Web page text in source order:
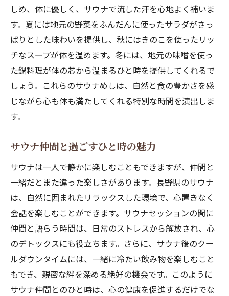
しめ、体に優しく、サウナで流した汗を心地よく補いま
す。夏には地元の野菜をふんだんに使ったサラダがさっ
ぱりとした味わいを提供し、秋にはきのこを使ったリッ
チなスープが体を温めます。冬には、地元の味噌を使っ
た鍋料理が体の芯から温まるひと時を提供してくれるで
しょう。これらのサウナめしは、自然と食の豊かさを感
じながら心も体も満たしてくれる特別な時間を演出しま
す。
サウナ仲間と過ごすひと時の魅力
サウナは一人で静かに楽しむこともできますが、仲間と
一緒だとまた違った楽しさがあります。長野県のサウナ
は、自然に囲まれたリラックスした環境で、心置きなく
会話を楽しむことができます。サウナセッションの間に
仲間と語らう時間は、日常のストレスから解放され、心
のデトックスにも役立ちます。さらに、サウナ後のクー
ルダウンタイムには、一緒に冷たい飲み物を楽しむこと
もでき、親密な絆を深める絶好の機会です。このように
サウナ仲間とのひと時は、心の健康を促進するだけでな